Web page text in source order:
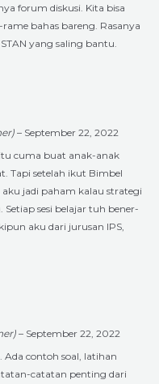
forum diskusi. Kita bisa
bahas bareng. Rasanya
yang saling bantu.
– September 22, 2022
cuma buat anak-anak
Tapi setelah ikut Bimbel
jadi paham kalau strategi
sesi belajar tuh bener-
aku dari jurusan IPS,
– September 22, 2022
contoh soal, latihan
catatan penting dari